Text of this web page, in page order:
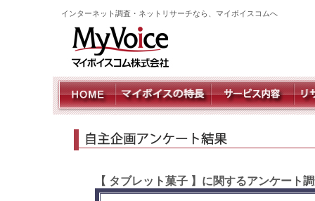
インターネット調査・ネットリサーチなら、マイボイスコムへ
【 タブレット菓子 】に関するアンケート